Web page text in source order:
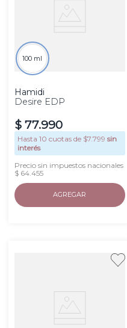
100 ml
Hamidi
Desire EDP
$ 77.990
Hasta 10 cuotas de $7.799 sin
interés
Precio sin impuestos nacionales
$ 64.455
AGREGAR